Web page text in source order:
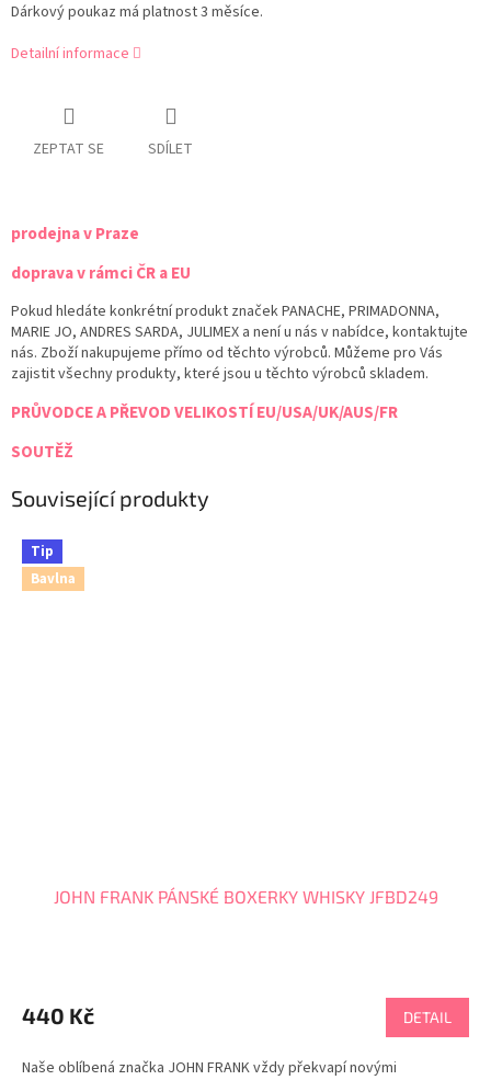
Dárkový poukaz má platnost 3 měsíce.
Detailní informace
ZEPTAT SE SDÍLET
prodejna v Praze
doprava v rámci ČR a EU
Pokud hledáte konkrétní produkt značek PANACHE, PRIMADONNA,
MARIE JO, ANDRES SARDA, JULIMEX a není u nás v nabídce, kontaktujte
nás. Zboží nakupujeme přímo od těchto výrobců. Můžeme pro Vás
zajistit všechny produkty, které jsou u těchto výrobců skladem.
PRŮVODCE A PŘEVOD VELIKOSTÍ EU/USA/UK/AUS/FR
SOUTĚŽ
Související produkty
Tip
Bavlna
JOHN FRANK PÁNSKÉ BOXERKY WHISKY JFBD249
440 Kč DETAIL
Naše oblíbená značka JOHN FRANK vždy překvapí novými